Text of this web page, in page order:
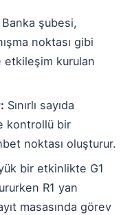
Banka şubesi,
noktası gibi
etkileşim kurulan
Sınırlı sayıda
kontrollü bir
noktası oluşturur.
bir etkinlikte G1
R1 yan
masasında görev